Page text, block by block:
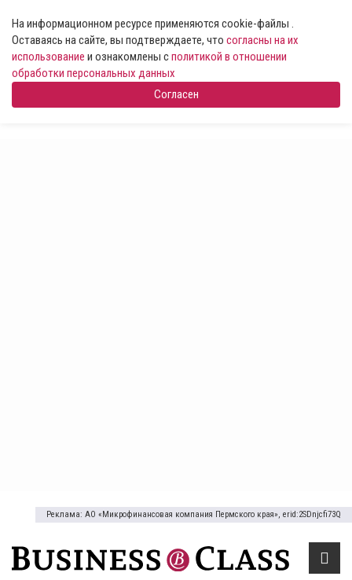
На информационном ресурсе применяются cookie-файлы .
Оставаясь на сайте, вы подтверждаете, что согласны на их
использование и ознакомлены сполитикой в отношении
обработки персональных данных
Согласен
Реклама: АО «Микрофинансовая компания Пермского края», erid:2SDnjcfi73Q